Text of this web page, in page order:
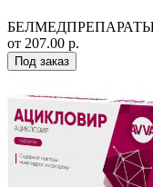
от 207.00 р.
Под заказ